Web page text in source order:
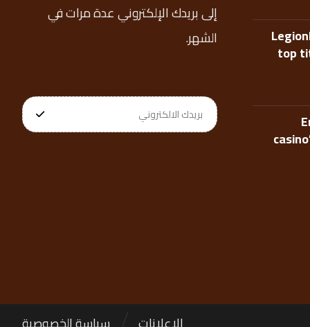
top
إلى بريدك الإلكتروني عدة مرات في
الشهر.